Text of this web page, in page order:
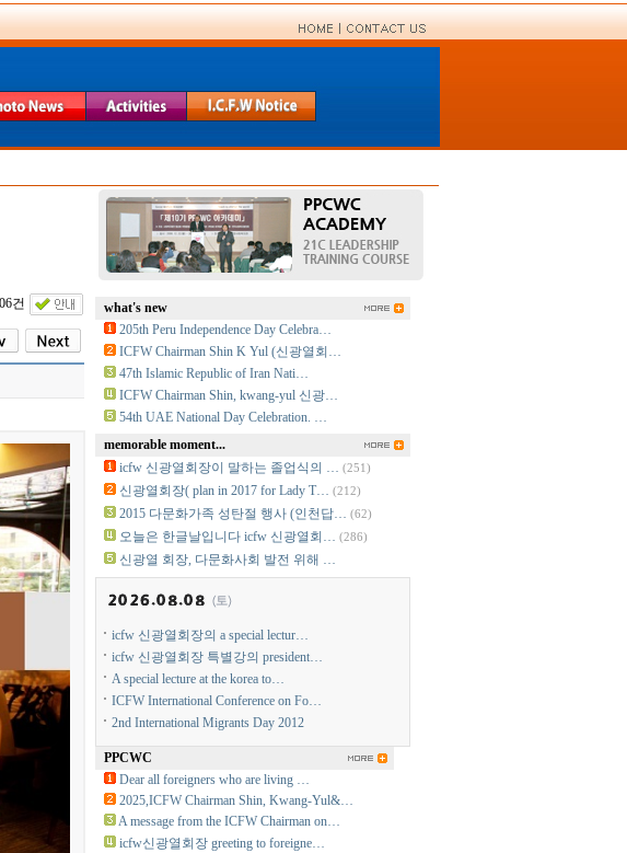
건
what's new
205th Peru Independence Day Celebra…
ICFW Chairman Shin K Yul (신광열회…
47th Islamic Republic of Iran Nati…
ICFW Chairman Shin, kwang-yul 신광…
54th UAE National Day Celebration. …
memorable moment...
icfw 신광열회장이 말하는 졸업식의 … (251)
신광열회장( plan in 2017 for Lady T… (212)
2015 다문화가족 성탄절 행사 (인천답… (62)
오늘은 한글날입니다 icfw 신광열회… (286)
신광열 회장, 다문화사회 발전 위해 …
icfw 신광열회장의 a special lectur…
icfw 신광열회장 특별강의 president…
A special lecture at the korea to…
ICFW International Conference on Fo…
2nd International Migrants Day 2012
PPCWC
Dear all foreigners who are living …
2025,ICFW Chairman Shin, Kwang-Yul&…
A message from the ICFW Chairman on…
icfw신광열회장 greeting to foreigne…